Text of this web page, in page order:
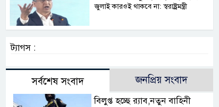
জুলাই কারওই থাকবে না: স্বরাষ্ট্রমন্ত্রী
ট্যাগস :
সর্বশেষ সংবাদ জনপ্রিয় সংবাদ
বিলুপ্ত হচ্ছে র‍্যাব,নতুন বাহিনী